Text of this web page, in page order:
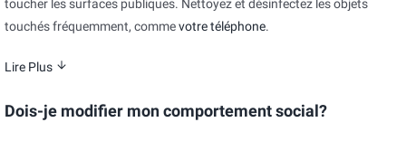
toucher les surfaces publiques. Nettoyez et désinfectez les objets
touchés fréquemment, commevotre téléphone.
Lire Plus
Dois-je modifier mon comportement social?